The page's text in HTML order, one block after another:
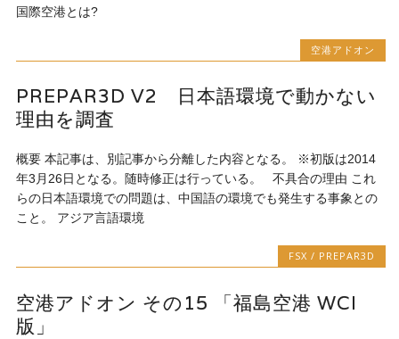
国際空港とは?
空港アドオン
PREPAR3D V2 日本語環境で動かない
理由を調査
概要 本記事は、別記事から分離した内容となる。 ※初版は2014
年3月26日となる。随時修正は行っている。 不具合の理由 これ
らの日本語環境での問題は、中国語の環境でも発生する事象との
こと。 アジア言語環境
FSX / PREPAR3D
空港アドオン その15 「福島空港 WCI
版」